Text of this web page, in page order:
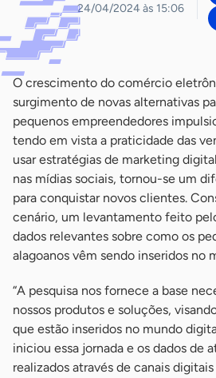
24/04/2024 às 15:06
O crescimento do comércio
surgimento de novas alternativas
pequenos empreendedores
tendo em vista a praticidade das
usar estratégias de marketing
nas mídias sociais, tornou-se um
para conquistar novos clientes.
cenário, um levantamento feito
dados relevantes sobre como os
alagoanos vêm sendo inseridos no
“A pesquisa nos fornece a base
nossos produtos e soluções,
que estão inseridos no mundo
iniciou essa jornada e os dados de
realizados através de canais